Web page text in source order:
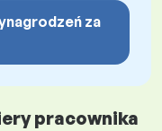
za
pracownika